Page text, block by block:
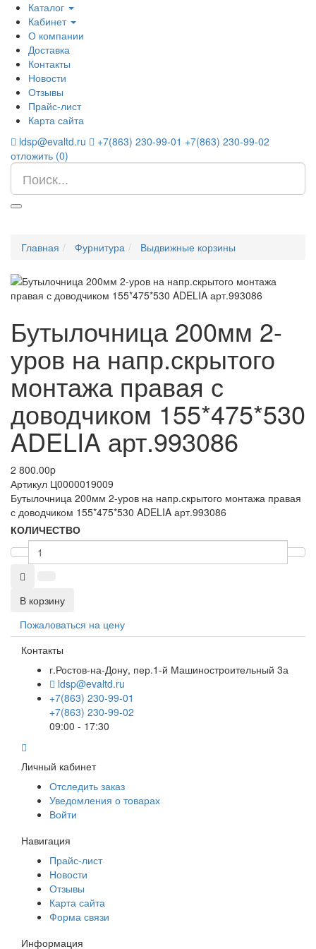
Каталог
Кабинет
О компании
Доставка
Контакты
Новости
Отзывы
Прайс-лист
Карта сайта
ldsp@evaltd.ru
+7(863) 230-99-01 +7(863) 230-99-02
отложить (0)
Главная Фурнитура Выдвижные корзины
Бутылочница 200мм 2-
уров на напр.скрытого
монтажа правая с
доводчиком 155*475*530
ADELIA арт.993086
2 800.00p
Артикул Ц0000019009
Бутылочница 200мм 2-уров на напр.скрытого монтажа правая
с доводчиком 155*475*530 ADELIA арт.993086
КОЛИЧЕСТВО
В корзину
Пожаловаться на цену
Контакты
г.Ростов-на-Дону, пер.1-й Машиностроительный 3а
ldsp@evaltd.ru
+7(863) 230-99-01
+7(863) 230-99-02
09:00 - 17:30
Личный кабинет
Отследить заказ
Уведомления о товарах
Войти
Навигация
Прайс-лист
Новости
Отзывы
Карта сайта
Форма связи
Информация